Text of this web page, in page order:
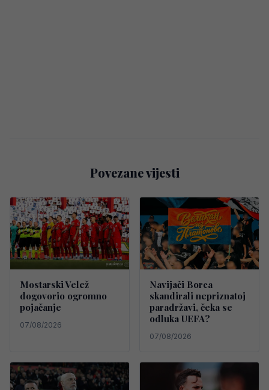
Povezane vijesti
Mostarski Velež
dogovorio ogromno
pojačanje
07/08/2026
Navijači Borca
skandirali nepriznatoj
paradržavi, čeka se
odluka UEFA?
07/08/2026